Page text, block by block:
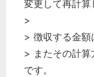
変更して再計算
>
> 徴収する金額
> またその計算
です。